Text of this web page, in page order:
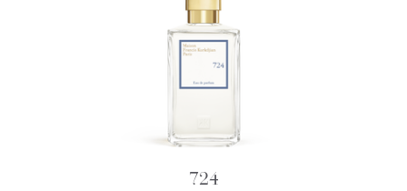
724